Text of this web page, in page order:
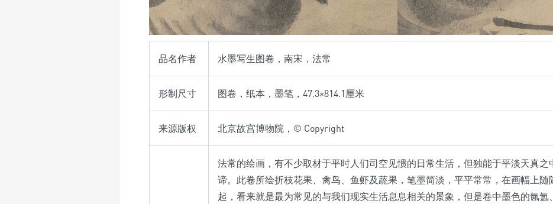
品名作者 水墨写生图卷，南宋，法常
形制尺寸 图卷，纸本，墨笔，47.3×814.1厘米
来源版权 北京故宫博物院，© Copyright
法常的绘画，有不少取材于平时人们司空见惯的日常生活，但独能于平淡天真之
谛。此卷所绘折枝花果、禽鸟、鱼虾及蔬果，笔墨简淡，平平常常，在画幅上随
起，看来就是最为常见的与我们现实生活息息相关的景象，但是卷中墨色的氤氲